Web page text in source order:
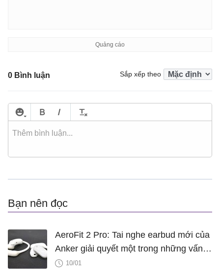
0 Bình luận Sắp xếp theo
Bạn nên đọc
AeroFit 2 Pro: Tai nghe earbud mới của
Anker giải quyết một trong những vấn
đề khó chịu nhất
10/01